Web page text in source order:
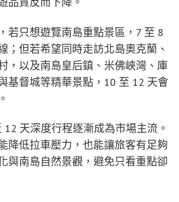
若只想遊覽南島重點景區，7 至 8
；但若希望同時走訪北島奧克蘭、
，以及南島皇后鎮、米佛峽灣、庫
基督城等精華景點，10 至 12 天會
天深度行程逐漸成為市場主流。
降低拉車壓力，也能讓旅客有足夠
與南島自然景觀，避免只看重點卻